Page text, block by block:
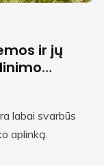
ir jų
labai svarbūs
aplinką.